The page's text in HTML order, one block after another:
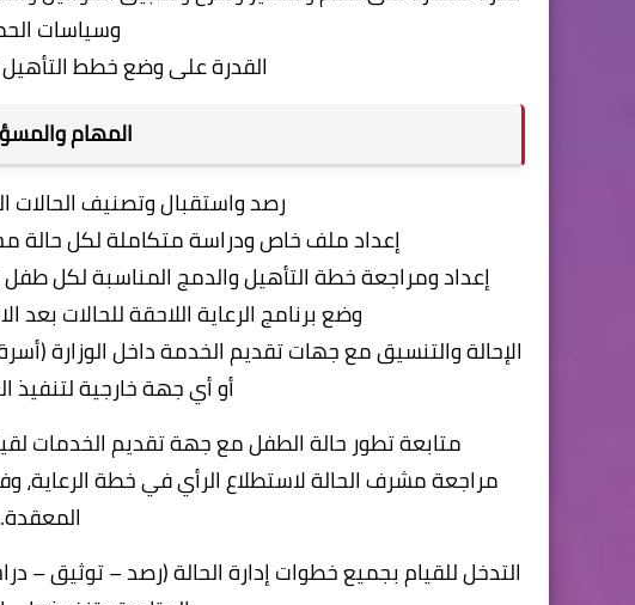
وسياسات
القدرة على وضع خطط
المهام
رصد واستقبال وتصنيف
إعداد ملف خاص ودراسة متكاملة لكل حالة
إعداد ومراجعة خطة التأهيل والدمج المناسبة لكل طفل
وضع برنامج الرعاية اللاحقة للحالات
الإحالة والتنسيق مع جهات تقديم الخدمة داخل الوزارة
أو أي جهة خارجية لتنفيذ
متابعة تطور حالة الطفل مع جهة تقديم الخدمات
مراجعة مشرف الحالة لاستطلاع الرأي في خطة الرعاية،
المعقدة.
التدخل للقيام بجميع خطوات إدارة الحالة (رصد – توثيق